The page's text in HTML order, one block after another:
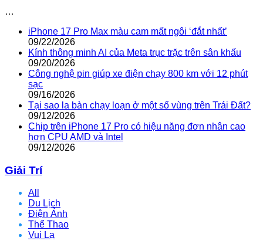
…
iPhone 17 Pro Max màu cam mất ngôi ‘đắt nhất’
09/22/2026
Kính thông minh AI của Meta trục trặc trên sân khấu
09/20/2026
Công nghệ pin giúp xe điện chạy 800 km với 12 phút
sạc
09/16/2026
Tại sao la bàn chạy loạn ở một số vùng trên Trái Đất?
09/12/2026
Chip trên iPhone 17 Pro có hiệu năng đơn nhân cao
hơn CPU AMD và Intel
09/12/2026
Giải Trí
All
Du Lịch
Điện Ảnh
Thể Thao
Vui Lạ